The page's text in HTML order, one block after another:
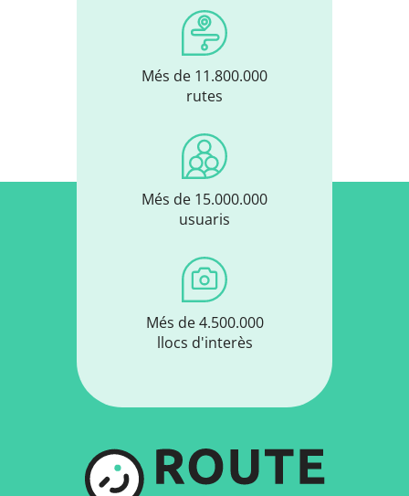
Més de 11.800.000
rutes
Més de 15.000.000
usuaris
Més de 4.500.000
llocs d'interès